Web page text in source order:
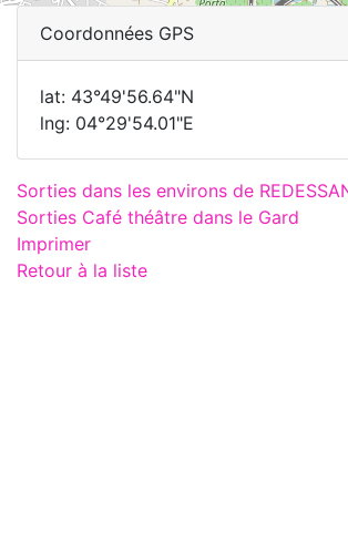
Coordonnées GPS
lat: 43°49'56.64"N
lng: 04°29'54.01"E
Sorties dans les environs de
Sorties Café théâtre dans le Gard
Imprimer
Retour à la liste